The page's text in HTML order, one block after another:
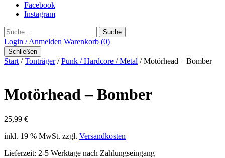
Facebook
Instagram
Suche
Login / Anmelden Warenkorb (0)
Schließen
Start /Tonträger/Punk / Hardcore / Metal / Motörhead – Bomber
Motörhead – Bomber
25,99 €
inkl. 19 % MwSt. zzgl. Versandkosten
Lieferzeit: 2-5 Werktage nach Zahlungseingang